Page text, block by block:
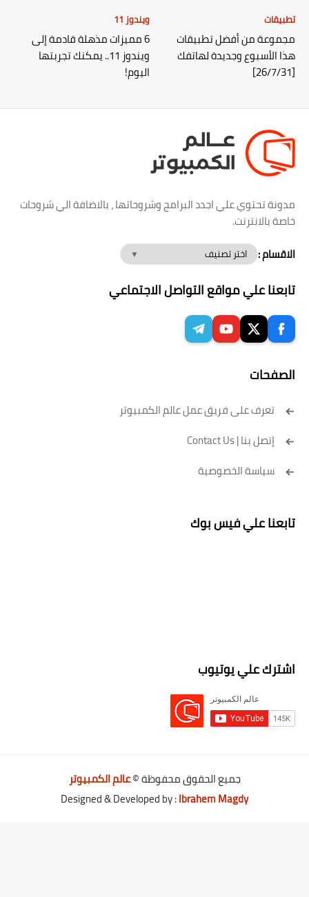
تطبيقات
مجموعة من أفضل تطبيقات
هذا الأسبوع وجديدة لهاتفك
[26/7/31]
ويندوز 11
6 مميزات مذهلة قادمة إلى
ويندوز 11.. يمكنك تجربتها
اليوم!
مدونة تحتوي علي اجدد البرامج وشروحاتها ، بالاضافة الي شروحات
خاصة بالانترنت.
الاقسام :
تابعنا علي مواقع التواصل الاجتماعي
الصفحات
تعرف على فريق عمل عالم الكمبيوتر
إتصل بنا | Contact Us
سياسة الخصوصية
تابعنا علي فيس بوك
اشترك علي يوتيوب
جميع الحقوق محفوظة ©عالم الكمبيوتر
Designed & Developed by :Ibrahem Magdy